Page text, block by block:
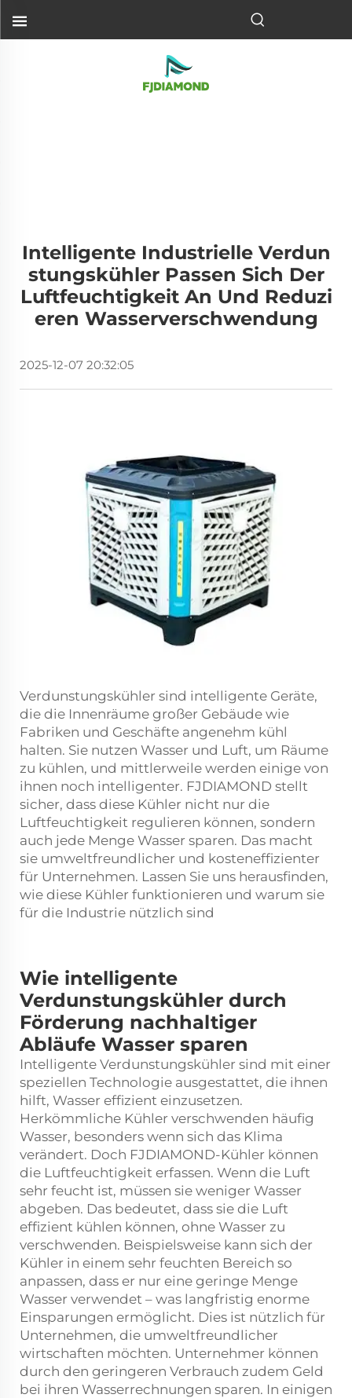
Intelligente Industrielle Verdun
Stungskühler Passen Sich Der
Luftfeuchtigkeit An Und Reduzi
Eren Wasserverschwendung
2025-12-07 20:32:05
Verdunstungskühler sind intelligente Geräte,
die die Innenräume großer Gebäude wie
Fabriken und Geschäfte angenehm kühl
halten. Sie nutzen Wasser und Luft, um Räume
zu kühlen, und mittlerweile werden einige von
ihnen noch intelligenter. FJDIAMOND stellt
sicher, dass diese Kühler nicht nur die
Luftfeuchtigkeit regulieren können, sondern
auch jede Menge Wasser sparen. Das macht
sie umweltfreundlicher und kosteneffizienter
für Unternehmen. Lassen Sie uns herausfinden,
wie diese Kühler funktionieren und warum sie
für die Industrie nützlich sind
Wie intelligente
Verdunstungskühler durch
Förderung nachhaltiger
Abläufe Wasser sparen
Intelligente Verdunstungskühler sind mit einer
speziellen Technologie ausgestattet, die ihnen
hilft, Wasser effizient einzusetzen.
Herkömmliche Kühler verschwenden häufig
Wasser, besonders wenn sich das Klima
verändert. Doch FJDIAMOND-Kühler können
die Luftfeuchtigkeit erfassen. Wenn die Luft
sehr feucht ist, müssen sie weniger Wasser
abgeben. Das bedeutet, dass sie die Luft
effizient kühlen können, ohne Wasser zu
verschwenden. Beispielsweise kann sich der
Kühler in einem sehr feuchten Bereich so
anpassen, dass er nur eine geringe Menge
Wasser verwendet – was langfristig enorme
Einsparungen ermöglicht. Dies ist nützlich für
Unternehmen, die umweltfreundlicher
wirtschaften möchten. Unternehmer können
durch den geringeren Verbrauch zudem Geld
bei ihren Wasserrechnungen sparen. In einigen